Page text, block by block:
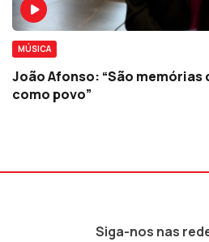
MÚSICA
João Afonso: “São memórias
como povo”
Siga-nos nas